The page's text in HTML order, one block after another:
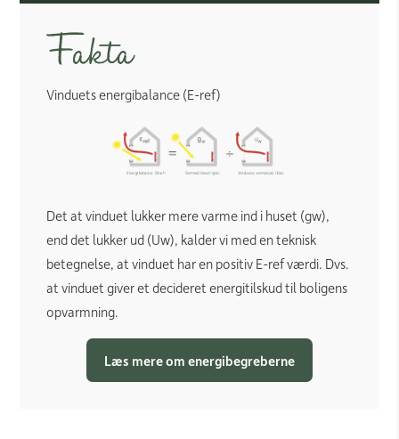
Vinduets energibalance (E-ref)
Det at vinduet lukker mere varme ind i huset (gw),
end det lukker ud (Uw), kalder vi med en teknisk
betegnelse, at vinduet har en positiv E-ref værdi. Dvs.
at vinduet giver et decideret energitilskud til boligens
opvarmning.
Læs mere om energibegreberne